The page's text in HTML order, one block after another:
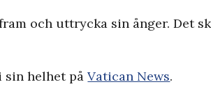
och uttrycka sin ånger. Det
sin helhet påVatican News.